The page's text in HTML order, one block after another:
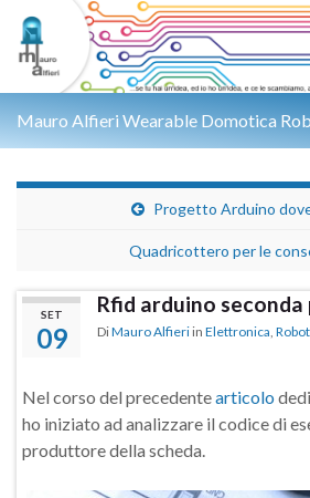
Mauro Alfieri Wearable Domotica
Progetto Arduino
Quadricottero per le
SET
09
Rfid arduino
DiMauro Alfieri in Elettronica,
Nel corso del precedentearticolo
ho iniziato ad analizzare il codice di
produttore della scheda.